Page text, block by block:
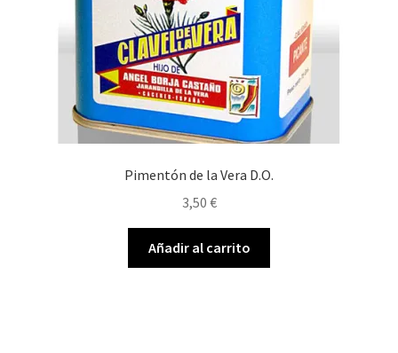
Pimentón de la Vera D.O.
3,50 €
Añadir al carrito